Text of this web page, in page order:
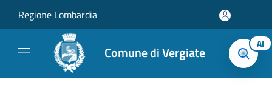
Regione Lombardia
Comune di Vergiate AI